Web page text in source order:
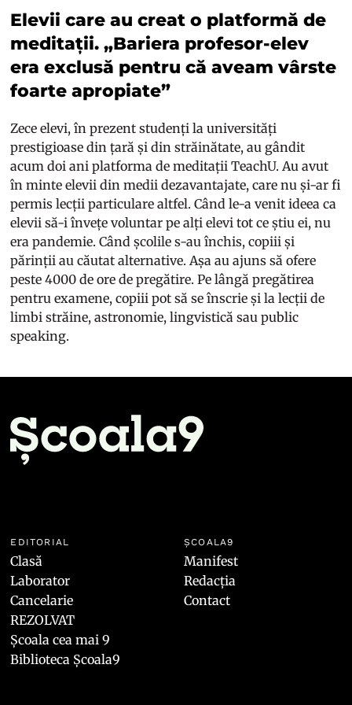
Elevii care au creat o platformă de
meditații. „Bariera profesor-elev
era exclusă pentru că aveam vârste
foarte apropiate”
Zece elevi, în prezent studenți la universități
prestigioase din țară și din străinătate, au gândit
acum doi ani platforma de meditații TeachU. Au avut
în minte elevii din medii dezavantajate, care nu și-ar fi
permis lecții particulare altfel. Când le-a venit ideea ca
elevii să-i învețe voluntar pe alți elevi tot ce știu ei, nu
era pandemie. Când școlile s-au închis, copiii și
părinții au căutat alternative. Așa au ajuns să ofere
peste 4000 de ore de pregătire. Pe lângă pregătirea
pentru examene, copiii pot să se înscrie și la lecții de
limbi străine, astronomie, lingvistică sau public
speaking.
EDITORIAL
Clasă
Laborator
Cancelarie
REZOLVAT
Școala cea mai 9
Biblioteca Școala9
ȘCOALA9
Manifest
Redacția
Contact